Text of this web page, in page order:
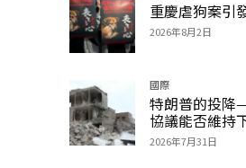
重慶虐狗案引
2026年8月2日
國際
特朗普的投降
協議能否維持
2026年7月31日